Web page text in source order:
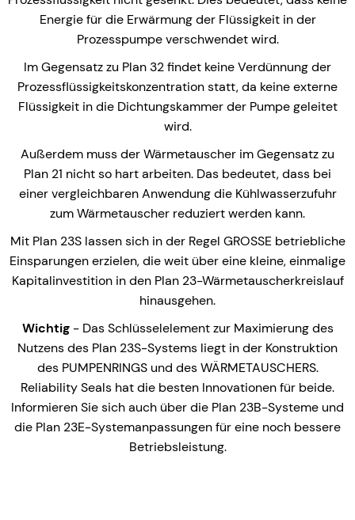
Energie für die Erwärmung der Flüssigkeit in der
Prozesspumpe verschwendet wird.
Im Gegensatz zu Plan 32 findet keine Verdünnung der
Prozessflüssigkeitskonzentration statt, da keine externe
Flüssigkeit in die Dichtungskammer der Pumpe geleitet
wird.
Außerdem muss der Wärmetauscher im Gegensatz zu
Plan 21 nicht so hart arbeiten. Das bedeutet, dass bei
einer vergleichbaren Anwendung die Kühlwasserzufuhr
zum Wärmetauscher reduziert werden kann.
Mit Plan 23S lassen sich in der Regel GROSSE betriebliche
Einsparungen erzielen, die weit über eine kleine, einmalige
Kapitalinvestition in den Plan 23-Wärmetauscherkreislauf
hinausgehen.
Wichtig- Das Schlüsselelement zur Maximierung des
Nutzens des Plan 23S-Systems liegt in der Konstruktion
des PUMPENRINGS und des WÄRMETAUSCHERS.
Reliability Seals hat die besten Innovationen für beide.
Informieren Sie sich auch über die Plan 23B-Systeme und
die Plan 23E-Systemanpassungen für eine noch bessere
Betriebsleistung.